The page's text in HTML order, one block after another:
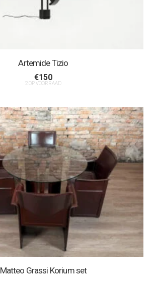
Artemide Tizio
€150
2 OP VOORRAAD
Matteo Grassi Korium set